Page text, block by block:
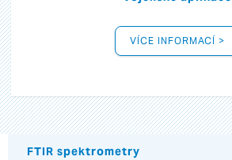
VÍCE INFORMACÍ >
FTIR spektrometry